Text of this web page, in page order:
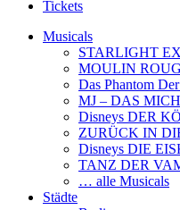
Tickets
Musicals
STARLIGHT
MOULIN
Das Phantom
MJ – DAS
Disneys DER
ZURÜCK IN
Disneys DIE
TANZ DER
… alle Musicals
Städte